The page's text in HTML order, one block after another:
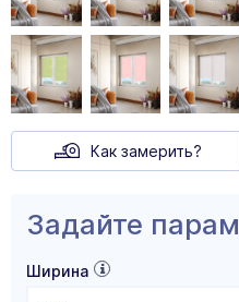
Как замерить?
Задайте
Ширина